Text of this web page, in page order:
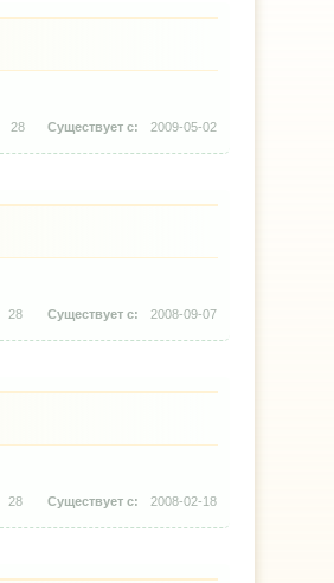
28 2009-05-02
28 2008-09-07
28 2008-02-18